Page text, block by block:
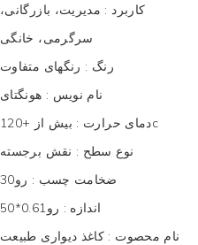
کاربرد : مدیریت، بازرگانی،
سرگرمی، خانگی
رنگ : رنگهای متفاوت
نام نویس : هونگتای
دمای حرارت :
بیش از +120c
نوع سطح : نقش برجسته
ضخامت چسب : رو30
اندازه : رو0.61*50
نام محصوت : کاغذ دیواری طبیعت